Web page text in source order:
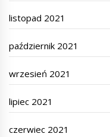
listopad 2021
październik 2021
wrzesień 2021
lipiec 2021
czerwiec 2021